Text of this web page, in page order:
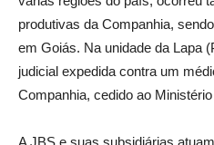
produtivas da Companhia,
em Goiás. Na unidade da Lapa
judicial expedida contra um
Companhia, cedido ao